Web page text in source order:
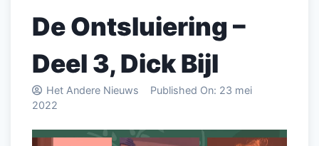
De Ontsluiering –
Deel 3, Dick Bijl
Het Andere Nieuws Published On: 23 mei
2022
Videospeler